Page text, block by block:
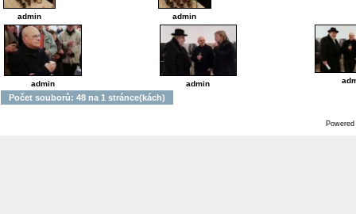
admin admin
admin admin
Počet souborů: 48 na 1 stránce(kách)